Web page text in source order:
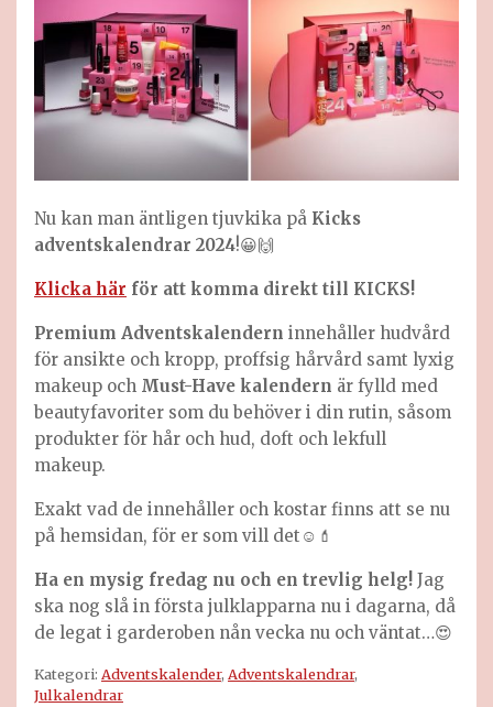
Nu kan man äntligen tjuvkika på Kicks
adventskalendrar 2024!😀🙌
Klicka här för att komma direkt till KICKS!
Premium Adventskalendern innehåller hudvård
för ansikte och kropp, proffsig hårvård samt lyxig
makeup och Must-Have kalendern är fylld med
beautyfavoriter som du behöver i din rutin, såsom
produkter för hår och hud, doft och lekfull
makeup.
Exakt vad de innehåller och kostar finns att se nu
på hemsidan, för er som vill det ☺️💄
Ha en mysig fredag nu och en trevlig helg! Jag
ska nog slå in första julklapparna nu i dagarna, då
de legat i garderoben nån vecka nu och väntat…😍
Kategori: Adventskalender, Adventskalendrar,
Julkalendrar